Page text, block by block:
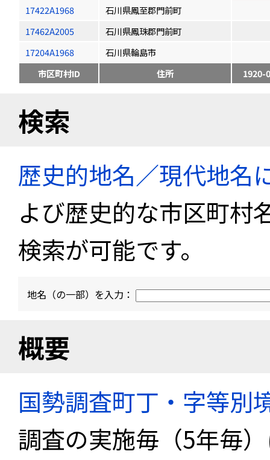
17422A1968
石川県鳳至郡門前町
17462A2005
石川県鳳珠郡門前町
17204A1968
石川県輪島市
市区町村ID
住所 1920-
検索
歴史的地名／現代地名
よび歴史的な市区町村
検索が可能です。
地名（の一部）を入力：
概要
国勢調査町丁・字等別
調査の実施毎（5年毎